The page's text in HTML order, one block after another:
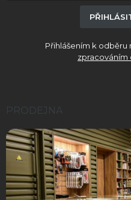
Přihlášením k odběru
zpracováním
PRODEJNA